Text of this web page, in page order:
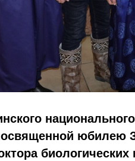
юбилею
биологических